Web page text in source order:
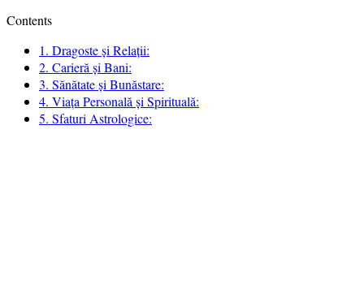
Contents
1. Dragoste și Relații:
2. Carieră și Bani:
3. Sănătate și Bunăstare:
4. Viața Personală și Spirituală:
5. Sfaturi Astrologice: